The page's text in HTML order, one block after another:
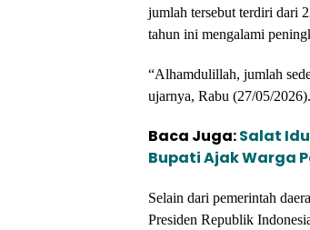
jumlah tersebut terdiri dari
tahun ini mengalami
“Alhamdulillah, jumlah
ujarnya, Rabu (27/05/2026).
Baca Juga:Salat
Bupati Ajak Warga
Selain dari pemerintah
Presiden Republik